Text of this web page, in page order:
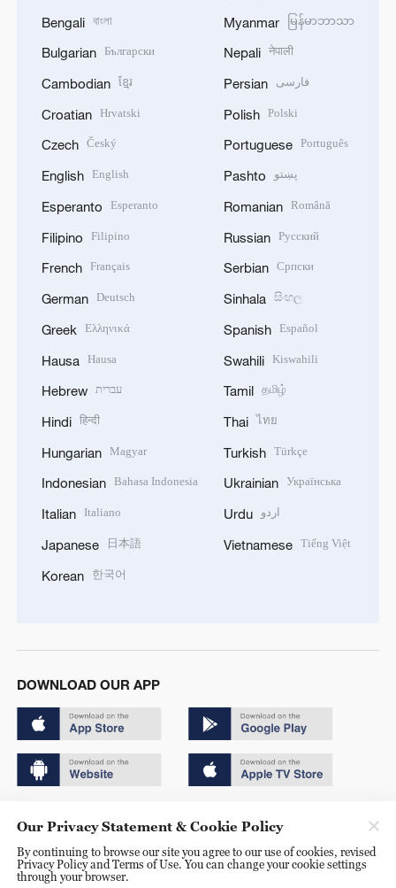
Bengali বাংলা
Bulgarian Български
Cambodian ខ្មែរ
Croatian Hrvatski
Czech Český
English English
Esperanto Esperanto
Filipino Filipino
French Français
German Deutsch
Greek Ελληνικά
Hausa Hausa
Hebrew עברית
Hindi हिन्दी
Hungarian Magyar
Indonesian Bahasa Indonesia
Italian Italiano
Japanese 日本語
Korean 한국어
Myanmar မြန်မာဘာသာ
Nepali नेपाली
Persian فارسی
Polish Polski
Portuguese Português
Pashto پښتو
Romanian Română
Russian Русский
Serbian Српски
Sinhala සිංහල
Spanish Español
Swahili Kiswahili
Tamil தமிழ்
Thai ไทย
Turkish Türkçe
Ukrainian Українська
Urdu اردو
Vietnamese Tiếng Việt
DOWNLOAD OUR APP
京ICP备20000184号
京公网安备 11010502050052号
Our Privacy Statement & Cookie Policy
By continuing to browse our site you agree to our use of cookies, revised
Privacy Policy and Terms of Use. You can change your cookie settings
through your browser.